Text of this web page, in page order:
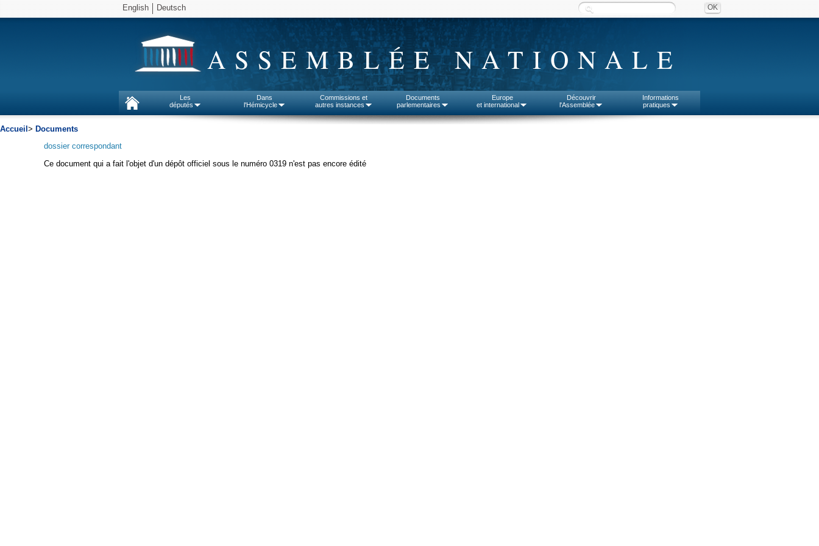
English Deutsch
ASSEMBLÉE NATIONALE
Les
députés
Dans
l'Hémicycle
Commissions et
autres instances
Documents
parlementaires
Europe
et international
Découvrir
l'Assemblée
Informations
pratiques
Accueil > Documents
dossier correspondant
Ce document qui a fait l'objet d'un dépôt officiel sous le numéro 0319 n'est pas encore édité